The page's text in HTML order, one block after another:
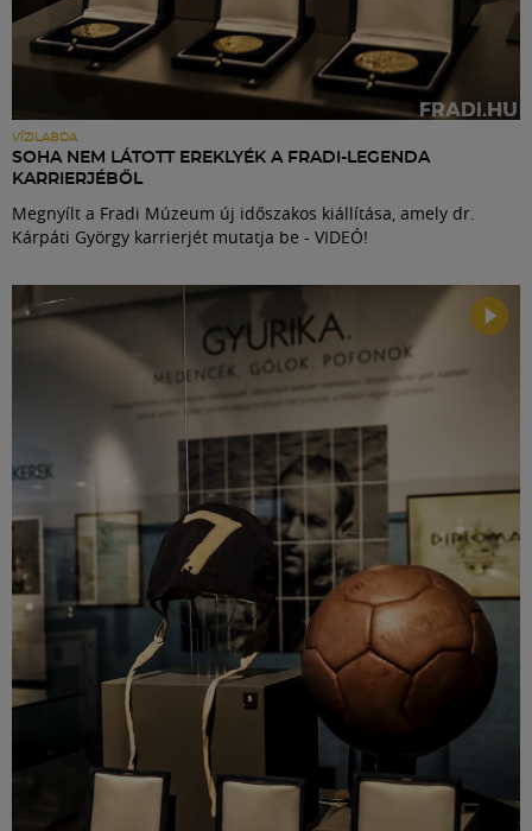
VÍZILABDA
SOHA NEM LÁTOTT EREKLYÉK A FRADI-LEGENDA
KARRIERJÉBŐL
Megnyílt a Fradi Múzeum új időszakos kiállítása, amely dr.
Kárpáti György karrierjét mutatja be - VIDEÓ!
Szolgáltatások
Shop